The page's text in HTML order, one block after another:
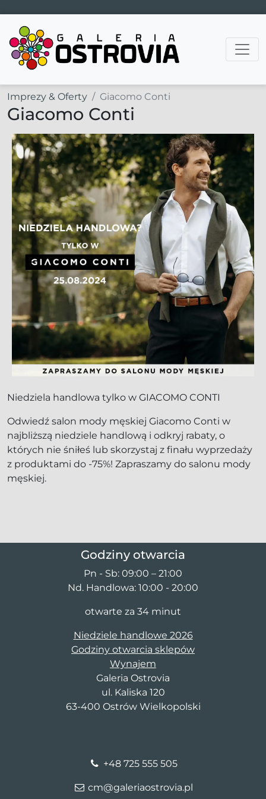
Main Navigation
Imprezy & Oferty Giacomo Conti
Giacomo Conti
Niedziela handlowa tylko w GIACOMO CONTI
Odwiedź salon mody męskiej Giacomo Conti w
najbliższą niedziele handlową i odkryj rabaty, o
których nie śniłeś lub skorzystaj z finału wyprzedaży
z produktami do -75%! Zapraszamy do salonu mody
męskiej.
Godziny otwarcia
Pn - Sb: 09:00 – 21:00
Nd. Handlowa: 10:00 - 20:00
otwarte za 34 minut
Niedziele handlowe 2026
Godziny otwarcia sklepów
Wynajem
Galeria Ostrovia
ul. Kaliska 120
63-400 Ostrów Wielkopolski
+48 725 555 505
cm@galeriaostrovia.pl